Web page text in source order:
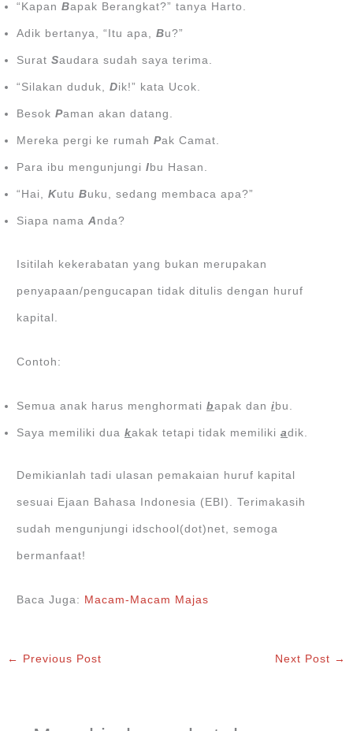
“KapanBapak Berangkat?” tanya Harto.
Adik bertanya, “Itu apa,Bu?”
SuratSaudara sudah saya terima.
“Silakan duduk,Dik!” kata Ucok.
BesokPaman akan datang.
Mereka pergi ke rumahPak Camat.
Para ibu mengunjungiI bu Hasan.
“Hai,KutuBuku, sedang membaca apa?”
Siapa namaA nda?
Isitilah kekerabatan yang bukan merupakan
penyapaan/pengucapan tidak ditulis dengan huruf
kapital.
Contoh:
Semua anak harus menghormatibapak danibu.
Saya memiliki duakakak tetapi tidak memilikiadik.
Demikianlah tadi ulasan pemakaian huruf kapital
sesuai Ejaan Bahasa Indonesia (EBI). Terimakasih
sudah mengunjungi idschool(dot)net, semoga
bermanfaat!
Baca Juga: Macam-Macam Majas
← Previous Post Next Post →